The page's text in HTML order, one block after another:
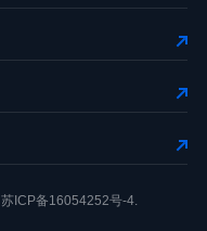
苏ICP备16054252号-4.